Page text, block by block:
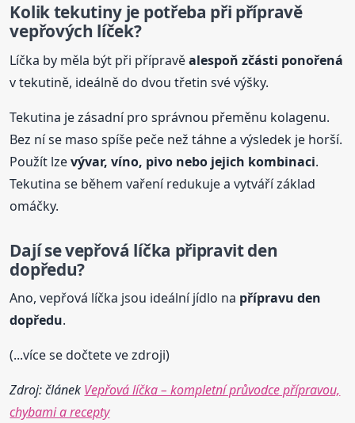
Kolik tekutiny je potřeba při přípravě
vepřových líček?
Líčka by měla být při přípravěalespoň zčásti ponořená
v tekutině, ideálně do dvou třetin své výšky.
Tekutina je zásadní pro správnou přeměnu kolagenu.
Bez ní se maso spíše peče než táhne a výsledek je horší.
Použít lzevývar, víno, pivo nebo jejich kombinaci.
Tekutina se během vaření redukuje a vytváří základ
omáčky.
Dají se vepřová líčka připravit den
dopředu?
Ano, vepřová líčka jsou ideální jídlo na přípravu den
dopředu.
(...více se dočtete ve zdroji)
Zdroj: článek Vepřová líčka – kompletní průvodce přípravou,
chybami a recepty